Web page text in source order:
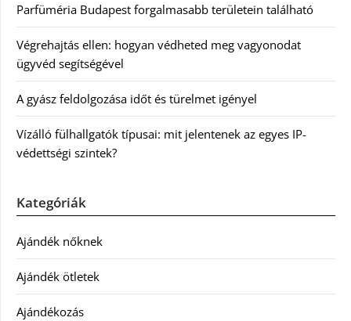
Parfüméria Budapest forgalmasabb területein található
Végrehajtás ellen: hogyan védheted meg vagyonodat
ügyvéd segítségével
A gyász feldolgozása időt és türelmet igényel
Vízálló fülhallgatók típusai: mit jelentenek az egyes IP-
védettségi szintek?
Kategóriák
Ajándék nőknek
Ajándék ötletek
Ajándékozás